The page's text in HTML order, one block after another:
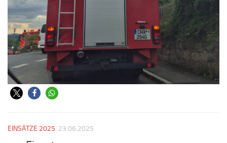
EINSÄTZE 2025 23.06.2025